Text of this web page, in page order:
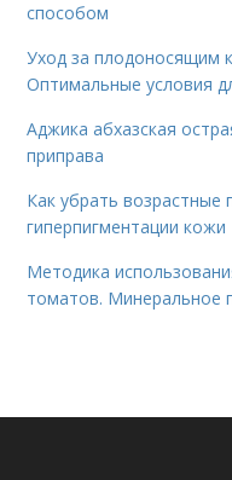
способом
Уход за плодоносящим
Оптимальные условия
Аджика абхазская
приправа
Как убрать
гиперпигментации кожи
Методика
томатов. Минеральное